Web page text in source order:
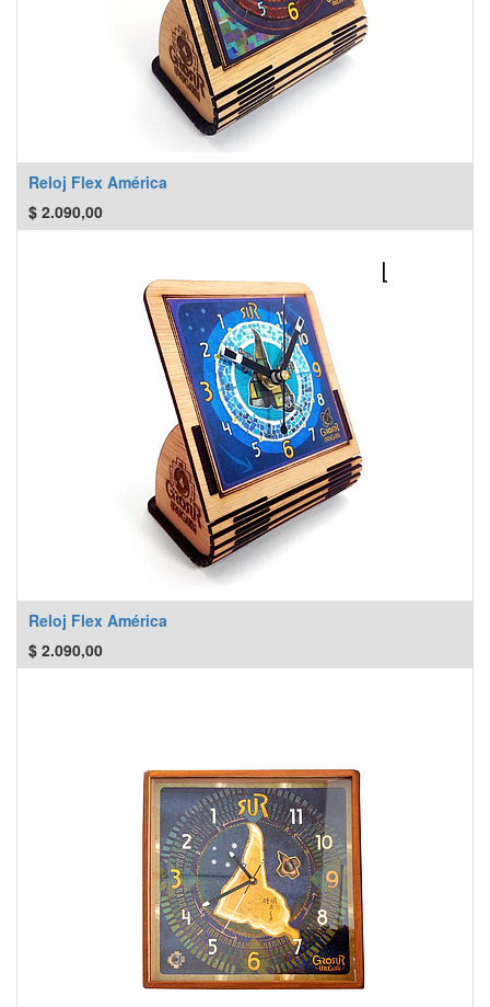
Reloj Flex América
$ 2.090,00
Reloj Flex América
$ 2.090,00